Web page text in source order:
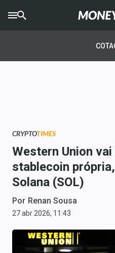
AGROTIMES
Newsletters
Money Trader
Anuncie
Últimas Notícias
Newsletters
CRYPTOTIMES
Western Union
stablecoin
Solana (SOL)
Por Renan Sousa
27 abr 2026, 11:43